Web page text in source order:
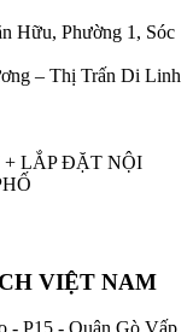
Hữu, Phường 1, Sóc
– Thị Trấn Di Linh
+ LẮP ĐẶT NỘI
VIỆT NAM